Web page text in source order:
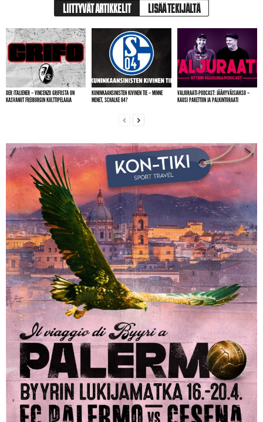
LIITTYVÄT ARTIKKELIT LISÄÄ TEKIJÄLTÄ
DER ITALIENER – VINCENZO GRIFOSTA ON
KASVANUT FREIBURGIN KULTTIPELAAJA
KUNINKAANSINISTEN KIVINEN TIE – MINNE
MENET, SCHALKE 04?
VALJURAATI-PODCAST: JÄÄHYVÄISJAKSO –
KAUSI PAKETTIIN JA PALKINTORAATI